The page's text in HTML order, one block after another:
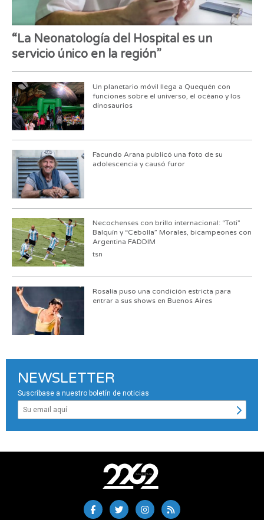
“La Neonatología del Hospital es un
servicio único en la región”
Un planetario móvil llega a Quequén con
funciones sobre el universo, el océano y los
dinosaurios
Facundo Arana publicó una foto de su
adolescencia y causó furor
Necochenses con brillo internacional: “Toti”
Balquín y “Cebolla” Morales, bicampeones con
Argentina FADDIM
tsn
Rosalía puso una condición estricta para
entrar a sus shows en Buenos Aires
NEWSLETTER
Suscríbase a nuestro boletín de noticias